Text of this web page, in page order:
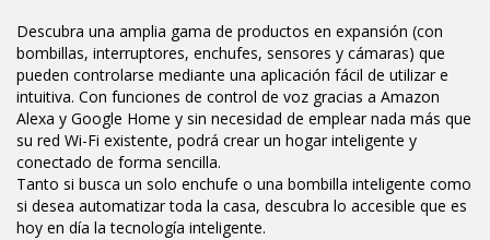
Descubra una amplia gama de productos en expansión (con
bombillas, interruptores, enchufes, sensores y cámaras) que
pueden controlarse mediante una aplicación fácil de utilizar e
intuitiva. Con funciones de control de voz gracias a Amazon
Alexa y Google Home y sin necesidad de emplear nada más que
su red Wi-Fi existente, podrá crear un hogar inteligente y
conectado de forma sencilla.
Tanto si busca un solo enchufe o una bombilla inteligente como
si desea automatizar toda la casa, descubra lo accesible que es
hoy en día la tecnología inteligente.